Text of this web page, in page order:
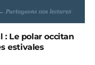
: Le polar occitan
estivales